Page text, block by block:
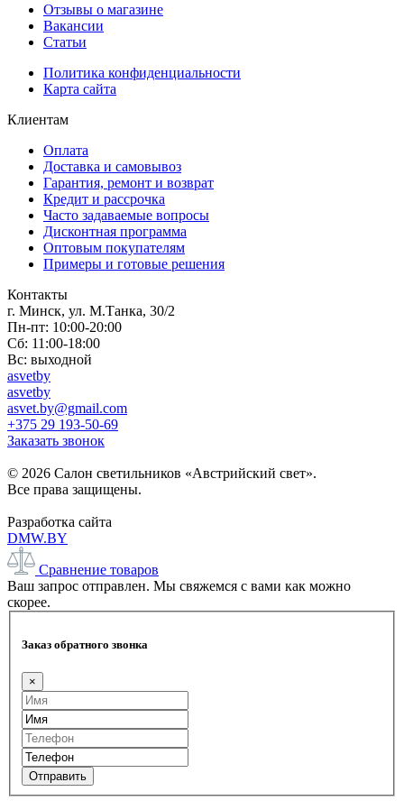
Отзывы о магазине
Вакансии
Статьи
Политика конфиденциальности
Карта сайта
Клиентам
Оплата
Доставка и самовывоз
Гарантия, ремонт и возврат
Кредит и рассрочка
Часто задаваемые вопросы
Дисконтная программа
Оптовым покупателям
Примеры и готовые решения
Контакты
г. Минск, ул. М.Танка, 30/2
Пн-пт: 10:00-20:00
Сб: 11:00-18:00
Вс: выходной
asvetby
asvetby
asvet.by@gmail.com
+375 29 193-50-69
Заказать звонок
© 2026 Салон светильников «Австрийский свет».
Все права защищены.
Разработка сайта
DMW.BY
Сравнение товаров
Ваш запрос отправлен. Мы свяжемся с вами как можно
скорее.
Заказ обратного звонка
×
Отправить